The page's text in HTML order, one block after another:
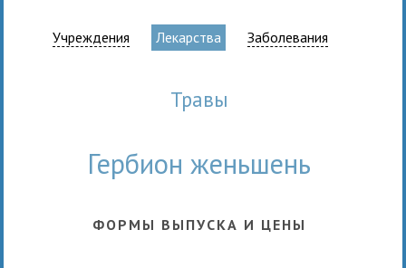
Учреждения Лекарства Заболевания
травы
Гербион женьшень
ФОРМЫ ВЫПУСКА И ЦЕНЫ